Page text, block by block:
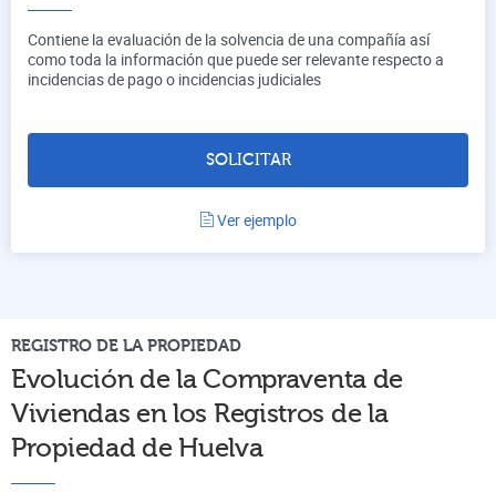
Contiene la evaluación de la solvencia de una compañía así
como toda la información que puede ser relevante respecto a
incidencias de pago o incidencias judiciales
SOLICITAR
Ver ejemplo
REGISTRO DE LA PROPIEDAD
Evolución de la Compraventa de
Viviendas en los Registros de la
Propiedad de Huelva